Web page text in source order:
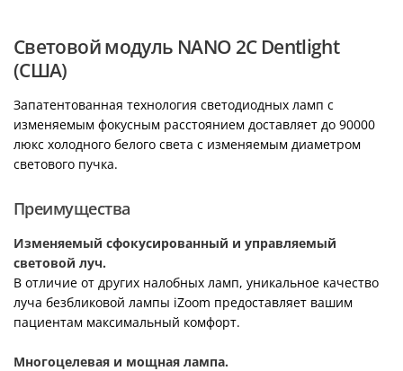
Световой модуль NANO 2C Dentlight
(США)
Запатентованная технология светодиодных ламп с
изменяемым фокусным расстоянием доставляет до 90000
люкс холодного белого света с изменяемым диаметром
светового пучка.
Преимущества
Изменяемый сфокусированный и управляемый
световой луч.
В отличие от других налобных ламп, уникальное качество
луча безбликовой лампы iZoom предоставляет вашим
пациентам максимальный комфорт.
Многоцелевая и мощная лампа.